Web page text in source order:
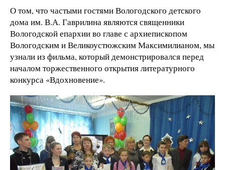
О том, что частыми гостями Вологодского детского
дома им. В.А. Гаврилина являются священники
Вологодской епархии во главе с архиепископом
Вологодским и Великоустюжским Максимилианом, мы
узнали из фильма, который демонстрировался перед
началом торжественного открытия литературного
конкурса «Вдохновение».